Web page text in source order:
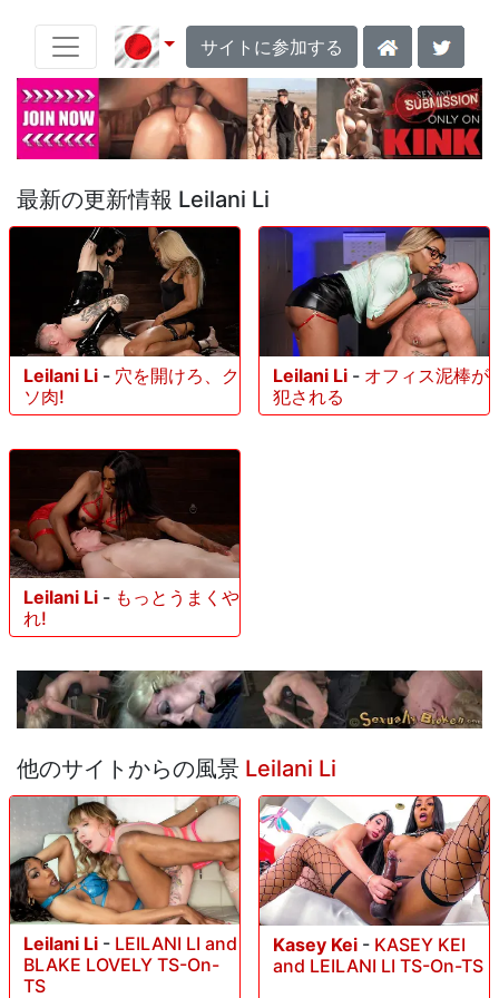
サイトに参加する
最新の更新情報 Leilani Li
Leilani Li - 穴を開けろ、ク
ソ肉!
Leilani Li - オフィス泥棒が
犯される
Leilani Li - もっとうまくや
れ!
他のサイトからの風景 Leilani Li
Leilani Li - LEILANI LI and
BLAKE LOVELY TS-On-
TS
Kasey Kei - KASEY KEI
and LEILANI LI TS-On-TS